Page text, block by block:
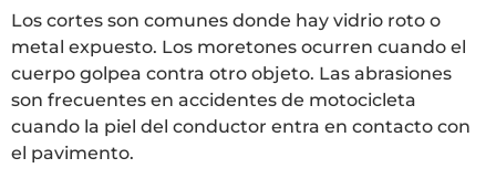
Los cortes son comunes donde hay vidrio roto o
metal expuesto. Los moretones ocurren cuando el
cuerpo golpea contra otro objeto. Las abrasiones
son frecuentes en accidentes de motocicleta
cuando la piel del conductor entra en contacto con
el pavimento.